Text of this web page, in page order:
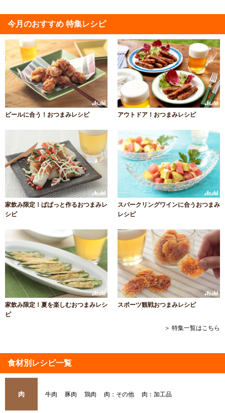
今月のおすすめ 特集レシピ
ビールに合う！おつまみレシピ アウトドア！おつまみレシピ
家飲み限定！ぱぱっと作るおつまみレ
シピ
スパークリングワインに合うおつまみ
レシピ
家飲み限定！夏を楽しむおつまみレシ
ピ
スポーツ観戦おつまみレシピ
＞ 特集一覧はこちら
食材別レシピ一覧
肉 牛肉 豚肉 鶏肉 肉：その他 肉：加工品